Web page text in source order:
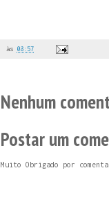
às 08:57
Nenhum
Postar um
Muito Obrigado por